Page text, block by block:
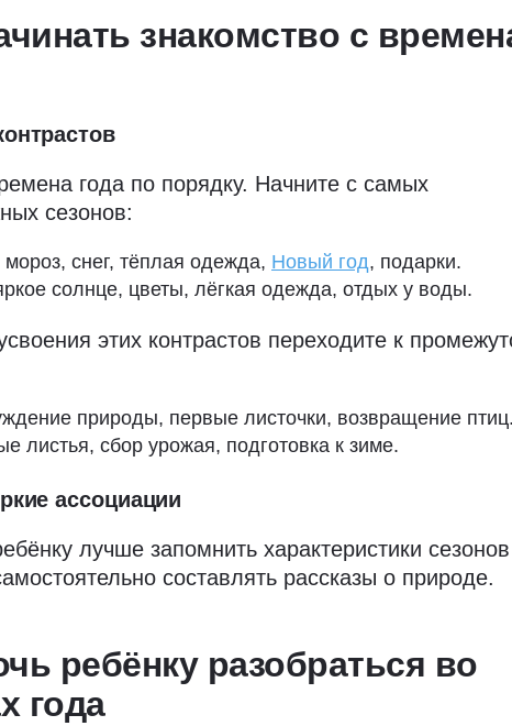
знакомство с
года по порядку. Начните с самых
сезонов:
снег, тёплая одежда, Новый год, подарки.
солнце, цветы, лёгкая одежда, отдых у воды.
этих контрастов переходите к
природы, первые листочки, возвращение птиц.
листья, сбор урожая, подготовка к зиме.
ассоциации
лучше запомнить характеристики
составлять рассказы о природе.
ребёнку разобраться во
года